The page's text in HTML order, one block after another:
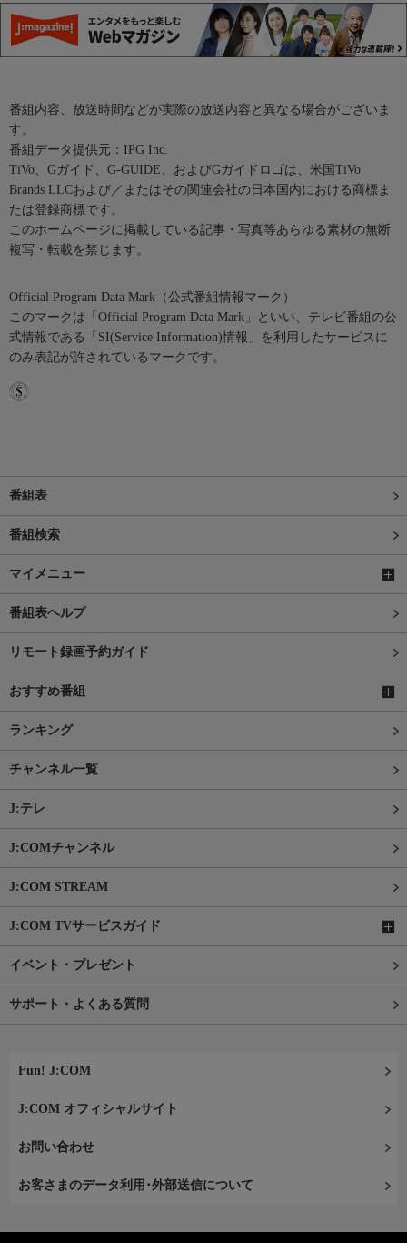
番組内容、放送時間などが実際の放送内容と異なる場合がございま
す。
番組データ提供元：IPG Inc.
TiVo、Gガイド、G-GUIDE、およびGガイドロゴは、米国TiVo
Brands LLCおよび／またはその関連会社の日本国内における商標ま
たは登録商標です。
このホームページに掲載している記事・写真等あらゆる素材の無断
複写・転載を禁じます。
Official Program Data Mark（公式番組情報マーク）
このマークは「Official Program Data Mark」といい、テレビ番組の公
式情報である「SI(Service Information)情報」を利用したサービスに
のみ表記が許されているマークです。
番組表
番組検索
マイメニュー
番組表ヘルプ
リモート録画予約ガイド
おすすめ番組
ランキング
チャンネル一覧
J:テレ
J:COMチャンネル
J:COM STREAM
J:COM TVサービスガイド
イベント・プレゼント
サポート・よくある質問
Fun! J:COM
J:COM オフィシャルサイト
お問い合わせ
お客さまのデータ利用･外部送信について